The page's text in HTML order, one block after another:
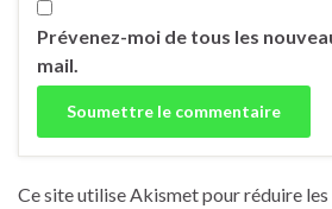
Prévenez-moi de tous les
mail.
Ce site utilise Akismet pour réduire les